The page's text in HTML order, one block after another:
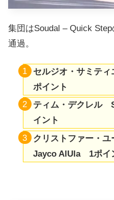
集団はSoudal – Quick
通過。
セルジオ・サミテ
ポイント
ティム・デクレル
イント
クリストファー・
Jayco AlUla 1ポイ